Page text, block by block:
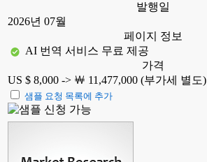
발행일
2026년 07월
페이지 정보
AI 번역 서비스 무료 제공
가격
US $ 8,000 -> ￦ 11,477,000 (부가세 별도)
샘플 요청 목록에 추가